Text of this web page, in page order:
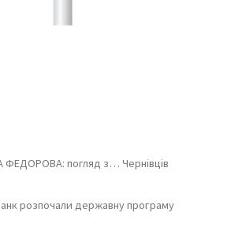
погляд з… Чернівців
розпочали державну програму